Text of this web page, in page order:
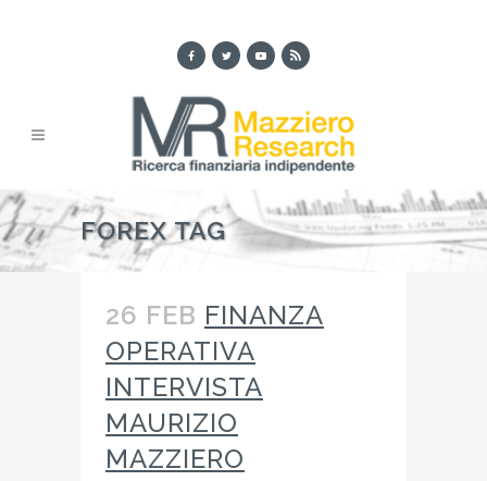
FOREX TAG
26 FEB FINANZA
OPERATIVA
INTERVISTA
MAURIZIO
MAZZIERO